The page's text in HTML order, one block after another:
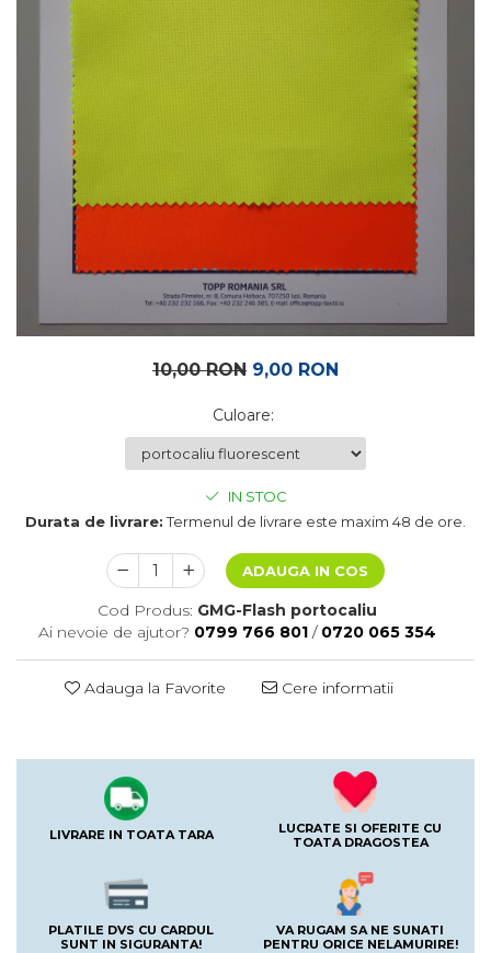
10,00 RON 9,00 RON
Culoare:
IN STOC
Durata de livrare:Termenul de livrare este maxim 48 de ore.
ADAUGA IN COS
Cod Produs: GMG-Flash portocaliu
Ai nevoie de ajutor? 0799 766 801 / 0720 065 354
Adauga la Favorite Cere informatii
LIVRARE IN TOATA TARA
LUCRATE SI OFERITE CU
TOATA DRAGOSTEA
PLATILE DVS CU CARDUL
SUNT IN SIGURANTA!
VA RUGAM SA NE SUNATI
PENTRU ORICE NELAMURIRE!